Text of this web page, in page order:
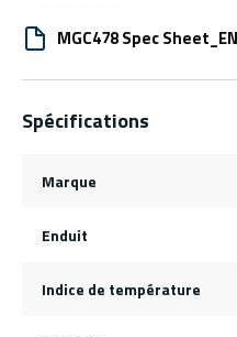
MGC478 Spec
Spécifications
Marque
Enduit
Indice de température